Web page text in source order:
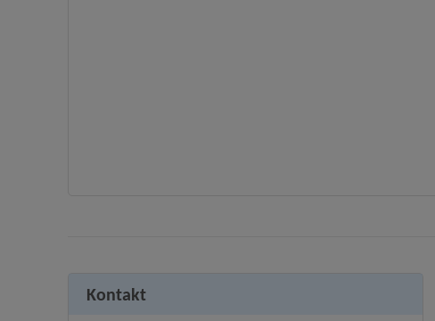
Kontakt